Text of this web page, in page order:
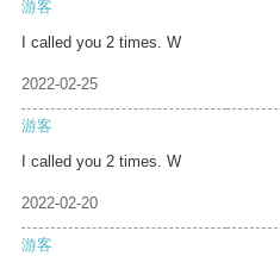
游客
I called you 2 times. W
2022-02-25
游客
I called you 2 times. W
2022-02-20
游客